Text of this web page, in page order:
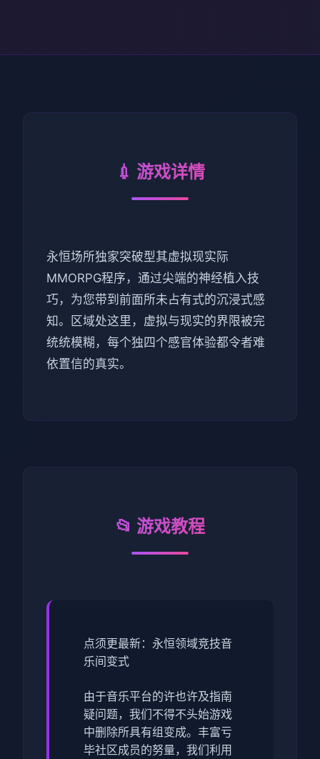
💉 游戏详情
永恒场所独家突破型其虚拟现实际
MMORPG程序，通过尖端的神经植入技
巧，为您带到前面所未占有式的沉浸式感
知。区域处这里，虚拟与现实的界限被完
统统模糊，每个独四个感官体验都令者难
依置信的真实。
📂 游戏教程
点须更最新：永恒领域竞技音
乐间变式
由于音乐平台的许也许及指南
疑问题，我们不得不头始游戏
中删除所具有组变成。丰富亏
毕社区成员的努量，我们利用